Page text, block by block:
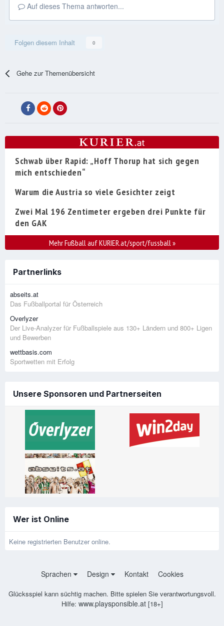
Auf dieses Thema antworten...
Folgen diesem Inhalt 0
Gehe zur Themenübersicht
Schwab über Rapid: „Hoff Thorup hat sich gegen
mich entschieden“
Warum die Austria so viele Gesichter zeigt
Zwei Mal 196 Zentimeter ergeben drei Punkte für
den GAK
Mehr Fußball auf KURIER.at/sport/fussball»
Partnerlinks
abseits.at
Das Fußballportal für Österreich
Overlyzer
Der Live-Analyzer für Fußballspiele aus 130+ Ländern und 800+ Ligen
und Bewerben
wettbasis.com
Sportwetten mit Erfolg
Unsere Sponsoren und Partnerseiten
Wer ist Online
Keine registrierten Benutzer online.
Sprachen Design Kontakt Cookies
Glücksspiel kann süchtig machen. Bitte spielen Sie verantwortungsvoll.
Hilfe: www.playsponsible.at[18+]